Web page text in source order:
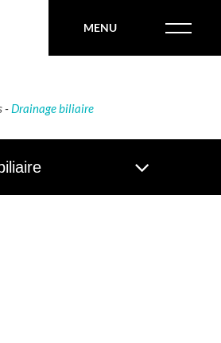
MENU
- Drainage biliaire